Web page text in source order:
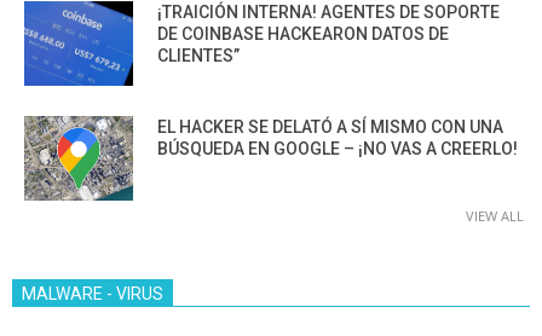
¡TRAICIÓN INTERNA! AGENTES DE SOPORTE
DE COINBASE HACKEARON DATOS DE
CLIENTES”
EL HACKER SE DELATÓ A SÍ MISMO CON UNA
BÚSQUEDA EN GOOGLE – ¡NO VAS A CREERLO!
VIEW ALL
MALWARE - VIRUS